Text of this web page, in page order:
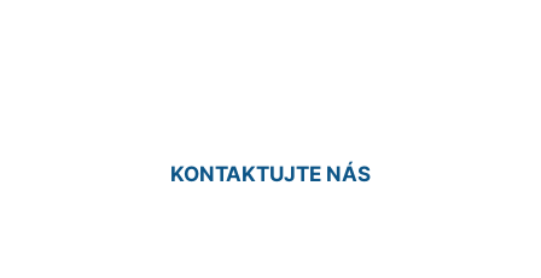
KONTAKTUJTE NÁS